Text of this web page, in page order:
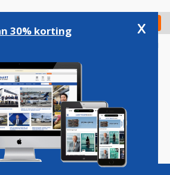
Check in
Podcasts Vacatures
30% korting x